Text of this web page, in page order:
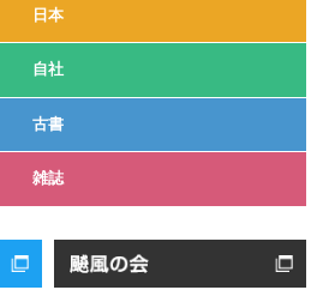
日本
自社
古書
雑誌